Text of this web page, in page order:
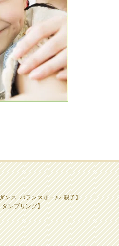
ンス･バランスボール･親子】
ンブリング】